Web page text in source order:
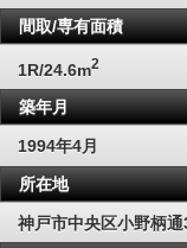
間取/専有面積
1R/24.6m2
築年月
1994年4月
所在地
神戸市中央区小野柄